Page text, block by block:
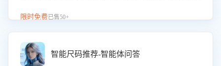
击 “立即开通”，快速获取影音影像类目剧本，一键开启客服
限时免费已售50+
智能尺码推荐-智能体问答